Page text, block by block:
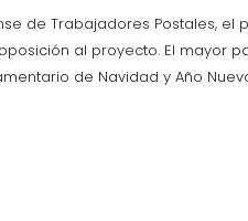
de Trabajadores Postales,
al proyecto. El mayor
de Navidad y Año